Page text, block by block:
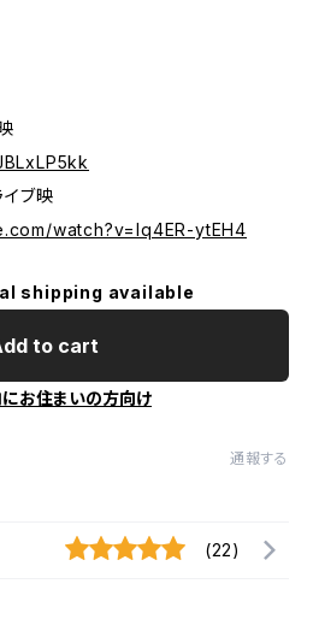
ブ映
watch?v=Iq4ER-ytEH4
shipping available
to cart
お住まいの方向け
通報する
(22)